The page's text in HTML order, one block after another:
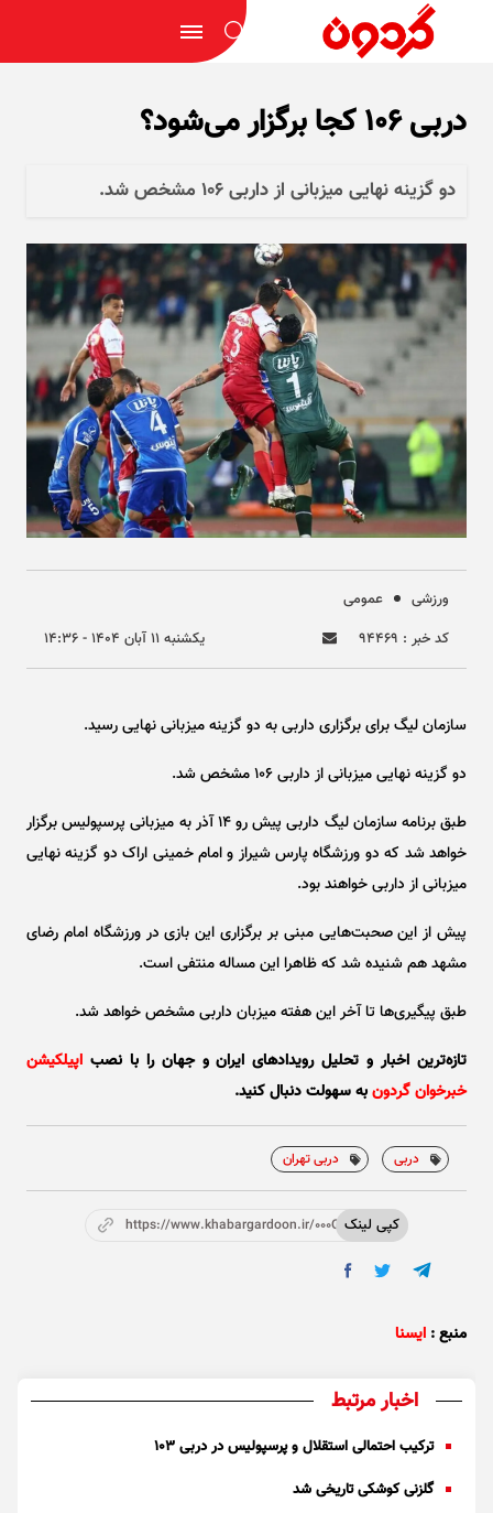
دربی ۱۰۶ کجا برگزار می‌شود؟
دو گزینه نهایی میزبانی از داربی ۱۰۶ مشخص شد.
ورزشی
عمومی
کد خبر : ۹۴۴۶۹
يکشنبه ۱۱ آبان ۱۴۰۴ - ۱۴:۳۶
سازمان لیگ برای برگزاری داربی به دو گزینه میزبانی نهایی رسید.
دو گزینه نهایی میزبانی از داربی ۱۰۶ مشخص شد.
طبق برنامه سازمان لیگ داربی پیش رو ۱۴ آذر به میزبانی پرسپولیس برگزار
خواهد شد که دو ورزشگاه پارس شیراز و امام خمینی اراک دو گزینه نهایی
میزبانی از داربی خواهند بود.
پیش از این صحبت‌هایی مبنی بر برگزاری این بازی در ورزشگاه امام رضای
مشهد هم شنیده شد که ظاهرا این مساله منتفی است.
طبق پیگیری‌ها تا آخر این هفته میزبان داربی مشخص خواهد شد.
تازه‌ترین اخبار و تحلیل‌ رویدادهای ایران و جهان را با نصب اپیلکیشن
خبرخوان گردونبه سهولت دنبال کنید.
دربی دربی تهران
کپی لینکhttps://www.khabargardoon.ir/000OZh
منبع : ایسنا
اخبار مرتبط
ترکیب احتمالی استقلال و پرسپولیس در دربی ۱۰۳
گلزنی کوشکی تاریخی شد